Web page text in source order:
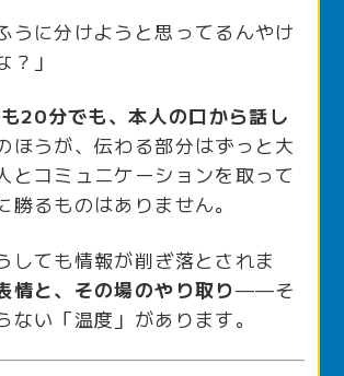
うに分けようと思ってるんやけ
？」
20分でも、本人の口から話し
ほうが、伝わる部分はずっと大
とコミュニケーションを取って
勝るものはありません。
しても情報が削ぎ落とされま
情と、その場のやり取り——そ
ない「温度」があります。